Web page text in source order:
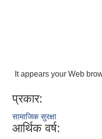
It appears your Web
प्रकार:
सामाजिक सुरक्षा
आर्थिक वर्ष: